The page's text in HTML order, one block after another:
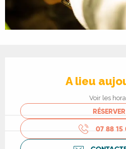
A lieu
Voir les
RÉSERVER
07 88 15